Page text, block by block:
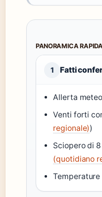
PANORAMICA
1 Fatti
Allerta
Venti forti
regionale))
Sciopero di
(quotidiano
Temperature